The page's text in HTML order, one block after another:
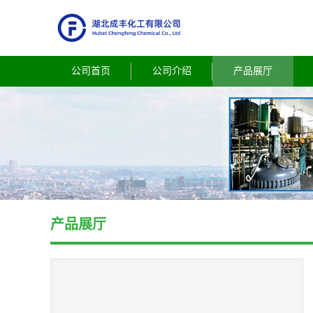
公司首页 公司介绍 产品展厅
产品展厅